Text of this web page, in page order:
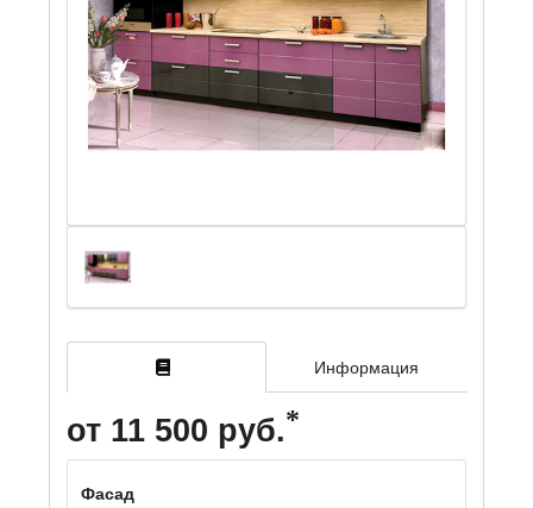
Информация
от 11 500 руб.
Фасад